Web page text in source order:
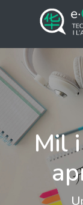
Mil